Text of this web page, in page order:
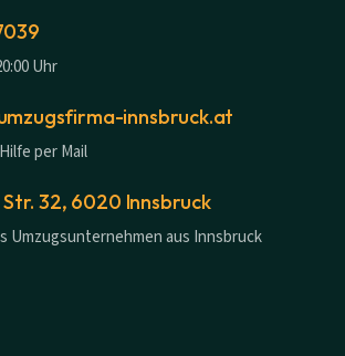
Uhr
innsbruck.at
per Mail
32, 6020 Innsbruck
Umzugsunternehmen aus Innsbruck